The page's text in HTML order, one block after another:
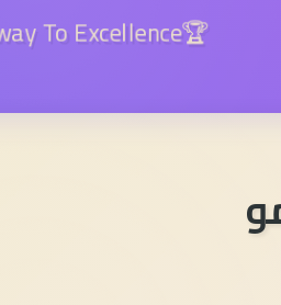
🏆Your Pathway To Excellence🏆